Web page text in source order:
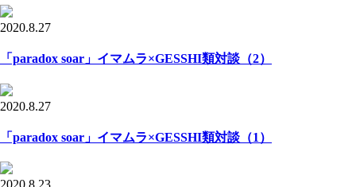
2020.8.27
「paradox soar」イマムラ×GESSHI類対談（2）
2020.8.27
「paradox soar」イマムラ×GESSHI類対談（1）